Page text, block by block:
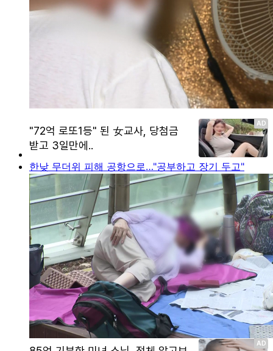
한낮 무더위 피해 공항으로…"공부하고 장기 두고"